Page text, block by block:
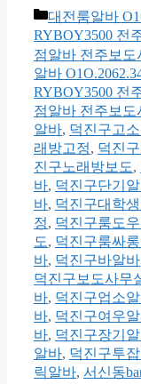
카
테
고
리
대전룸알바
RYBOY3500 전
점알바 전주보도
알바
RYBOY3500 전
점알바 전주보도
알바, 덕진구고
래방고정, 덕진
진구노래방보도,
바, 덕진구단기
바, 덕진구대학
정, 덕진구룸도우
도, 덕진구룸싸
바, 덕진구바알바
덕진구보도사무
바, 덕진구업소
바, 덕진구여우
바, 덕진구장기
알바, 덕진구투
릭알바, 서신동